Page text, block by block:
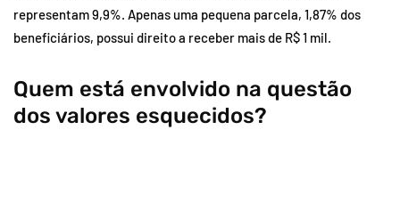
representam 9,9%. Apenas uma pequena parcela, 1,87% dos
beneficiários, possui direito a receber mais de R$ 1 mil.
Quem está envolvido na questão
dos valores esquecidos?